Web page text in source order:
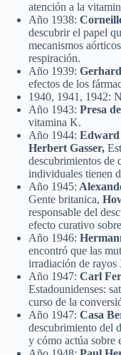
atención a la
Año 1938:
descubrir el papel
mecanismos
respiración.
Año 1939:
efectos de los
1940, 1941, 1942:
Año 1943: Presa
vitamina K.
Año 1944: Edward
Herbert Gasser,
descubrimientos de
individuales tienen
Año 1945:
Gente britanica,
responsable del
efecto curativo
Año 1946:
encontró que las
irradiación de rayos
Año 1947: Carl
Estadounidenses:
curso de la
Año 1947: Casa
descubrimiento del
y cómo actúa sobre